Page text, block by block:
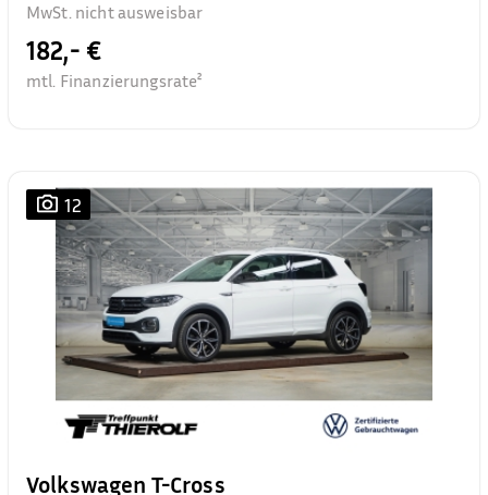
MwSt. nicht ausweisbar
182,- €
mtl. Finanzierungsrate²
12
Volkswagen T-Cross